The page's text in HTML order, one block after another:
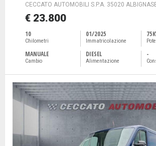
CECCATO AUTOMOBILI S.P.A. 35020
€ 23.800
10
Chilometri
01/2025
Immatricolazione
MANUALE
Cambio
DIESEL
Alimentazione
-